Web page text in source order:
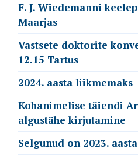
F. J. Wiedemanni
Maarjas
Vastsete doktorite
12.15 Tartus
2024. aasta liikmemaks
Kohanimelise täiendi
algustähe kirjutamine
Selgunud on 2023.